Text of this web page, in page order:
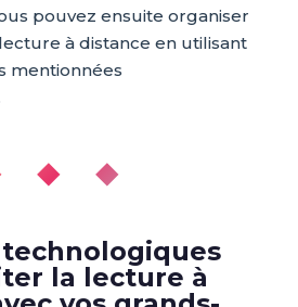
pouvez ensuite organiser
à distance en utilisant
mentionnées
◆ ◆
la lecture à